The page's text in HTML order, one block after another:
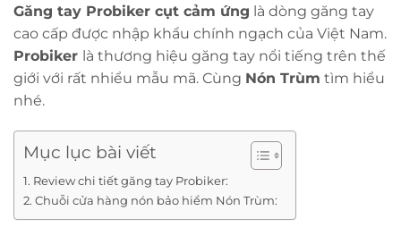
Găng tay Probiker cụt cảm ứng là dòng găng tay
cao cấp được nhập khẩu chính ngạch của Việt Nam.
Probiker là thương hiệu găng tay nổi tiếng trên thế
giới với rất nhiểu mẫu mã. Cùng Nón Trùm tìm hiểu
nhé.
Mục lục bài viết
Review chi tiết găng tay Probiker:
Chuỗi cửa hàng nón bảo hiểm Nón Trùm: